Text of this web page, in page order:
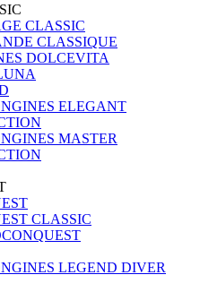
CLASSIC
CLASSIQUE
DOLCEVITA
ELEGANT
MASTER
CLASSIC
LEGEND DIVER